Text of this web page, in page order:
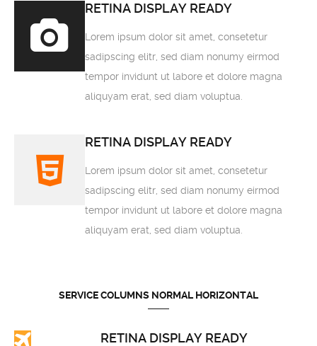
RETINA DISPLAY READY
Lorem ipsum dolor sit amet, consetetur
sadipscing elitr, sed diam nonumy eirmod
tempor invidunt ut labore et dolore magna
aliquyam erat, sed diam voluptua.
RETINA DISPLAY READY
Lorem ipsum dolor sit amet, consetetur
sadipscing elitr, sed diam nonumy eirmod
tempor invidunt ut labore et dolore magna
aliquyam erat, sed diam voluptua.
SERVICE COLUMNS NORMAL HORIZONTAL
RETINA DISPLAY READY